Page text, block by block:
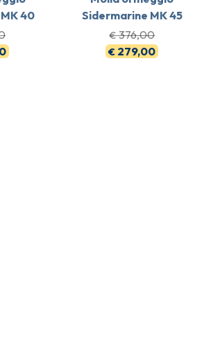
40
Sidermarine MK 45
€376,00
€ 279,00